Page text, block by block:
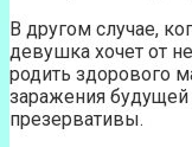
В другом случае,
девушка хочет от
родить здорового
заражения
презервативы.